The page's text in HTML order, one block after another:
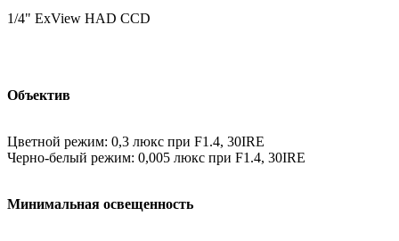
1/4" ExView HAD CCD
Объектив
Цветной режим: 0,3 люкс при F1.4, 30IRE
Черно-белый режим: 0,005 люкс при F1.4, 30IRE
Минимальная освещенность